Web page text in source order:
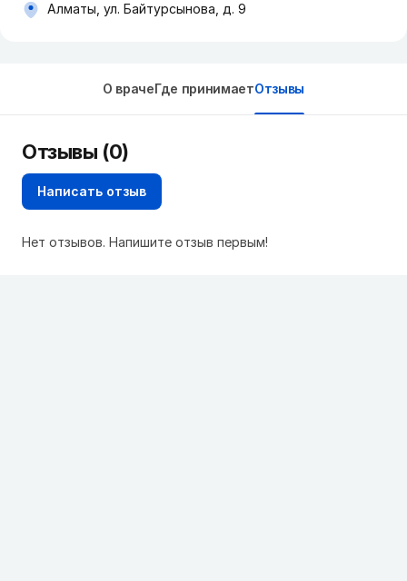
Алматы, ул. Байтурсынова, д. 9
О врачеГде принимаетОтзывы
Отзывы (0)
Написать отзыв
Нет отзывов. Напишите отзыв первым!